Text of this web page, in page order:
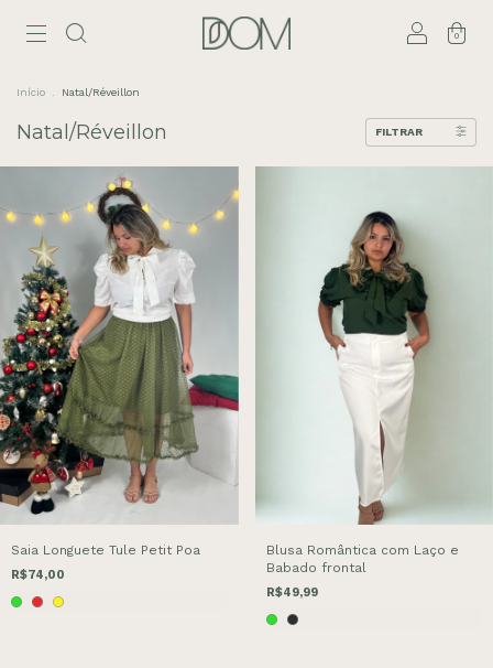
0
Início Natal/Réveillon
Natal/Réveillon FILTRAR
Saia Longuete Tule Petit Poa
R$74,00
Blusa Romântica com Laço e
Babado frontal
R$49,99